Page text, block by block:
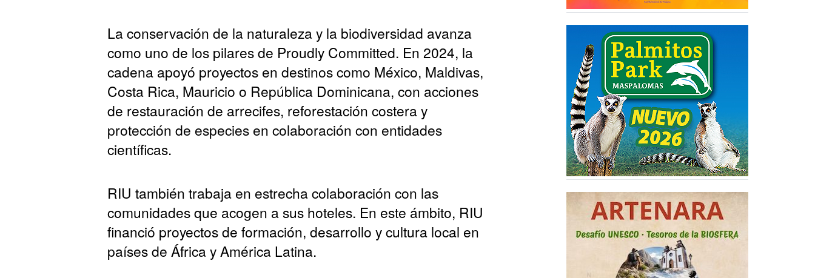
La conservación de la naturaleza y la biodiversidad avanza
como uno de los pilares de Proudly Committed. En 2024, la
cadena apoyó proyectos en destinos como México, Maldivas,
Costa Rica, Mauricio o República Dominicana, con acciones
de restauración de arrecifes, reforestación costera y
protección de especies en colaboración con entidades
científicas.
RIU también trabaja en estrecha colaboración con las
comunidades que acogen a sus hoteles. En este ámbito, RIU
financió proyectos de formación, desarrollo y cultura local en
países de África y América Latina.